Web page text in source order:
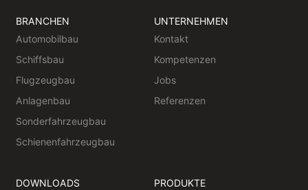
BRANCHEN
Automobilbau
Schiffsbau
Flugzeugbau
Anlagenbau
Sonderfahrzeugbau
Schienenfahrzeugbau
UNTERNEHMEN
Kontakt
Kompetenzen
Jobs
Referenzen
DOWNLOADS
PRODUKTE